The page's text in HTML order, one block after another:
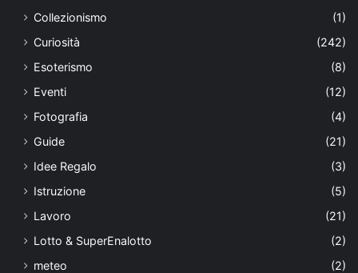
Collezionismo
(1)
Curiosità
(242)
Esoterismo
(8)
Eventi
(12)
Fotografia
(4)
Guide
(21)
Idee Regalo
(3)
Istruzione
(5)
Lavoro
(21)
Lotto & SuperEnalotto
(2)
meteo
(2)